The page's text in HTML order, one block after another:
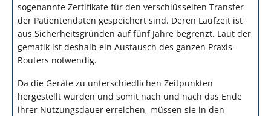
sogenannte Zertifikate für den verschlüsselten Transfer
der Patientendaten gespeichert sind. Deren Laufzeit ist
aus Sicherheitsgründen auf fünf Jahre begrenzt. Laut der
gematik ist deshalb ein Austausch des ganzen Praxis-
Routers notwendig.
Da die Geräte zu unterschiedlichen Zeitpunkten
hergestellt wurden und somit nach und nach das Ende
ihrer Nutzungsdauer erreichen, müssen sie in den